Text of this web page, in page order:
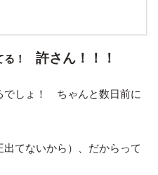
る！ 許さん！！！
でしょ！ ちゃんと数日前に
てないから）、だからって